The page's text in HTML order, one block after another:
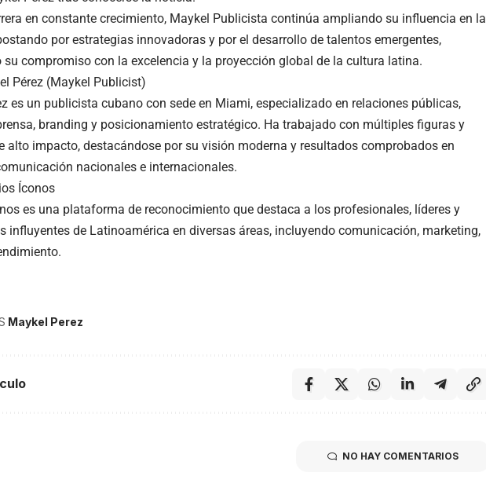
en constante crecimiento, Maykel Publicista continúa ampliando su influencia en la
por estrategias innovadoras y por el desarrollo de talentos emergentes,
su compromiso con la excelencia y la proyección global de la cultura latina.
Pérez (Maykel Publicist)
es un publicista cubano con sede en Miami, especializado en relaciones públicas,
branding y posicionamiento estratégico. Ha trabajado con múltiples figuras y
alto impacto, destacándose por su visión moderna y resultados comprobados en
nacionales e internacionales.
Íconos
es una plataforma de reconocimiento que destaca a los profesionales, líderes y
influyentes de Latinoamérica en diversas áreas, incluyendo comunicación, marketing,
Maykel Perez
NO HAY COMENTARIOS